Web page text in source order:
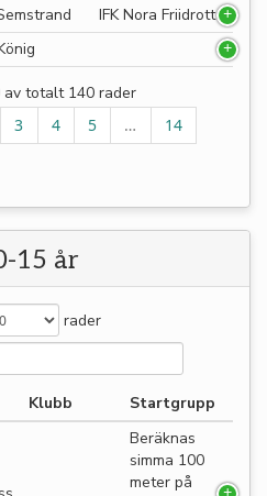
IFK Nora Friidrott
totalt 140 rader
3 4 5 …
14
15 år
rader
Klubb Startgrupp
Beräknas
simma 100
meter på